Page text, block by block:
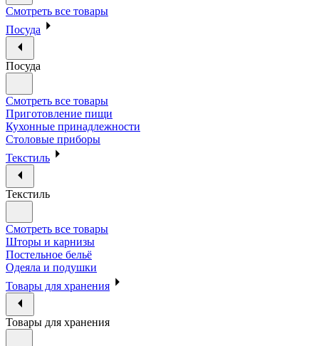
Смотреть все товары
Посуда
Посуда
Смотреть все товары
Приготовление пищи
Кухонные принадлежности
Столовые приборы
Текстиль
Текстиль
Смотреть все товары
Шторы и карнизы
Постельное бельё
Одеяла и подушки
Товары для хранения
Товары для хранения